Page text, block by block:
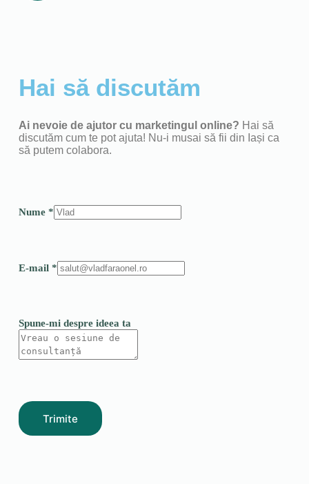
Hai să discutăm
Ai nevoie de ajutor cu marketingul online? Hai să
discutăm cum te pot ajuta! Nu-i musai să fii din Iași ca
să putem colabora.
Nume *
E-mail *
Spune-mi despre ideea ta
Trimite